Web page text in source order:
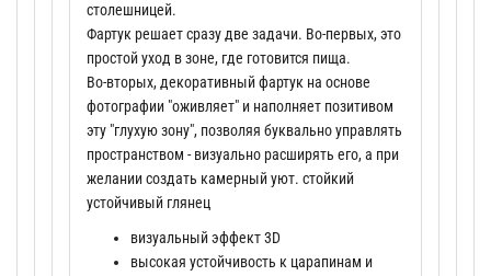
столешницей.
Фартук решает сразу две задачи. Во-первых, это
простой уход в зоне, где готовится пища.
Во-вторых, декоративный фартук на основе
фотографии "оживляет" и наполняет позитивом
эту "глухую зону", позволяя буквально управлять
пространством - визуально расширять его, а при
желании создать камерный уют. стойкий
устойчивый глянец
визуальный эффект 3D
высокая устойчивость к царапинам и